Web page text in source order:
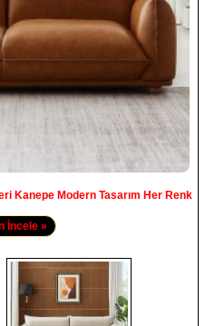
Kanepe Modern Tasarım Her Renk
İncele »